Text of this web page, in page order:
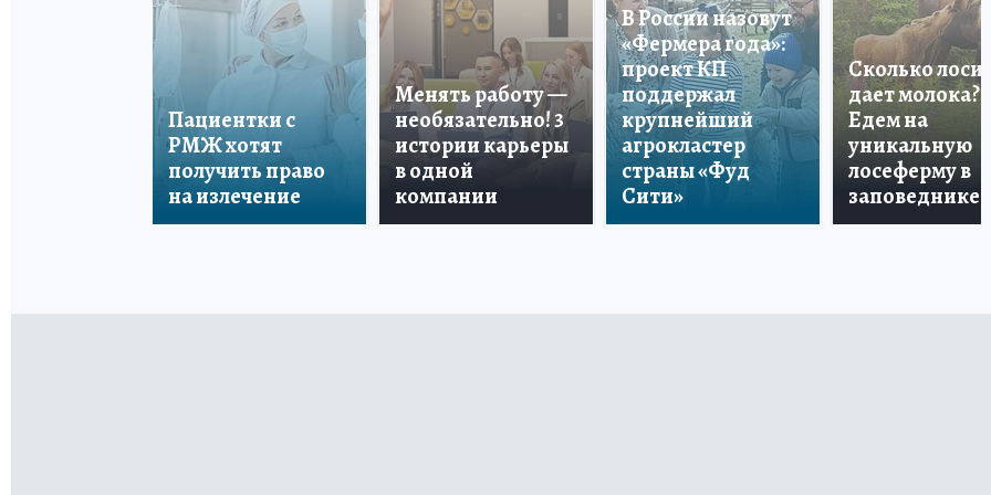
Пациентки с
РМЖ хотят
получить право
на излечение
Менять работу —
необязательно! 3
истории карьеры
в одной
компании
В России назовут
«Фермера года»:
проект КП
поддержал
крупнейший
агрокластер
страны «Фуд
Сити»
Сколько лосиха
дает молока?
Едем на
уникальную
лосеферму в
заповеднике!